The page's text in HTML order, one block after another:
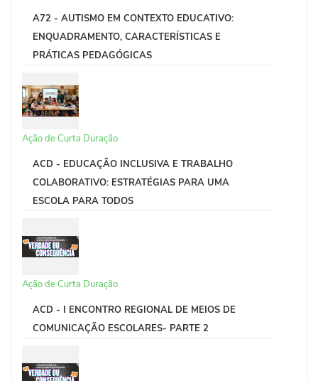
A72 - AUTISMO EM CONTEXTO EDUCATIVO:
ENQUADRAMENTO, CARACTERÍSTICAS E
PRÁTICAS PEDAGÓGICAS
Ação de Curta Duração
ACD - EDUCAÇÃO INCLUSIVA E TRABALHO
COLABORATIVO: ESTRATÉGIAS PARA UMA
ESCOLA PARA TODOS
Ação de Curta Duração
ACD - I ENCONTRO REGIONAL DE MEIOS DE
COMUNICAÇÃO ESCOLARES- PARTE 2